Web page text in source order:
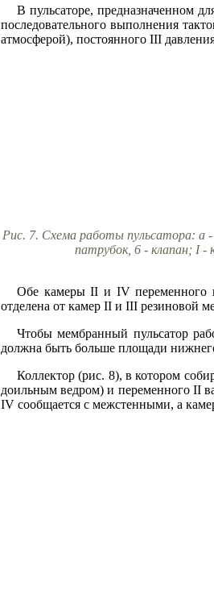
В пульсаторе, предназначенном
последовательного выполнения
атмосферой), постоянного III
Рис. 7. Схема работы пульсатора: а
патрубок, 6 - клапан; I -
Обе камеры II и IV переменного
отделена от камер II и III резиновой
Чтобы мембранный пульсатор
должна быть больше площади
Коллектор (рис. 8), в котором
доильным ведром) и переменного II
IV сообщается с межстенными, а